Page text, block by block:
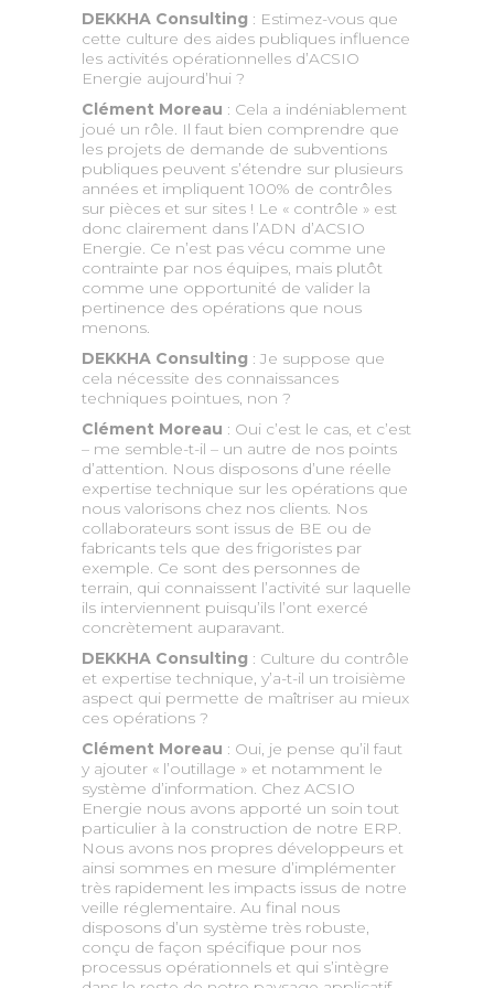
DEKKHA Consulting : Estimez-vous que
cette culture des aides publiques influence
les activités opérationnelles d’ACSIO
Energie aujourd’hui ?
Clément Moreau : Cela a indéniablement
joué un rôle. Il faut bien comprendre que
les projets de demande de subventions
publiques peuvent s’étendre sur plusieurs
années et impliquent 100% de contrôles
sur pièces et sur sites ! Le « contrôle » est
donc clairement dans l’ADN d’ACSIO
Energie. Ce n’est pas vécu comme une
contrainte par nos équipes, mais plutôt
comme une opportunité de valider la
pertinence des opérations que nous
menons.
DEKKHA Consulting : Je suppose que
cela nécessite des connaissances
techniques pointues, non ?
Clément Moreau : Oui c’est le cas, et c’est
– me semble-t-il – un autre de nos points
d’attention. Nous disposons d’une réelle
expertise technique sur les opérations que
nous valorisons chez nos clients. Nos
collaborateurs sont issus de BE ou de
fabricants tels que des frigoristes par
exemple. Ce sont des personnes de
terrain, qui connaissent l’activité sur laquelle
ils interviennent puisqu’ils l’ont exercé
concrètement auparavant.
DEKKHA Consulting : Culture du contrôle
et expertise technique, y’a-t-il un troisième
aspect qui permette de maîtriser au mieux
ces opérations ?
Clément Moreau : Oui, je pense qu’il faut
y ajouter « l’outillage » et notamment le
système d’information. Chez ACSIO
Energie nous avons apporté un soin tout
particulier à la construction de notre ERP.
Nous avons nos propres développeurs et
ainsi sommes en mesure d’implémenter
très rapidement les impacts issus de notre
veille réglementaire. Au final nous
disposons d’un système très robuste,
conçu de façon spécifique pour nos
processus opérationnels et qui s’intègre